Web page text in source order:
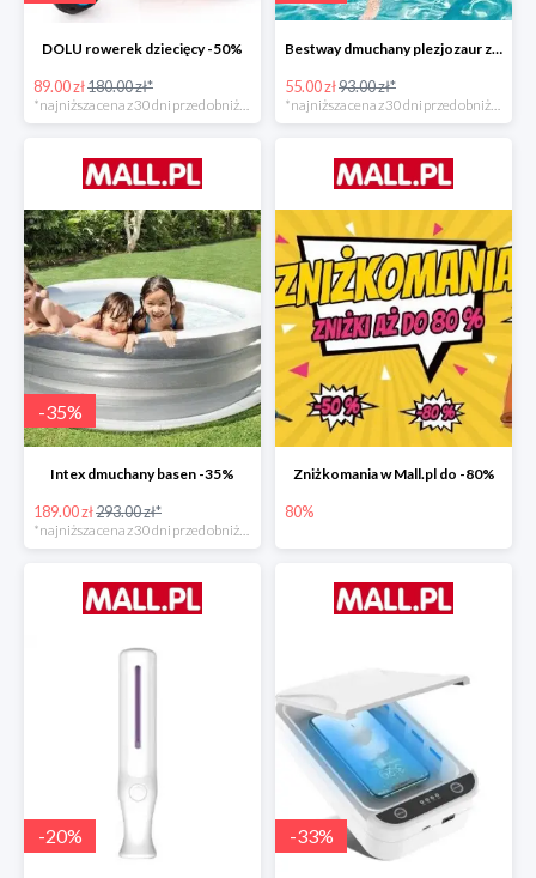
DOLU rowerek dziecięcy -50%
89.00 zł180.00 zł*
*najniższa cena z 30 dni przed obniżką
Bestway dmuchany plezjozaur z uchwytami -40%
55.00 zł93.00 zł*
*najniższa cena z 30 dni przed obniżką
-35%
Intex dmuchany basen -35%
189.00 zł293.00 zł*
Zniżkomania w Mall.pl do -80%
80%
-20% -33%